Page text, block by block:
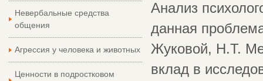
Невербальные средства
общения
Агрессия у человека и животных
Ценности в подростковом
Анализ
данная
Жуковой, Н.Т.
вклад в